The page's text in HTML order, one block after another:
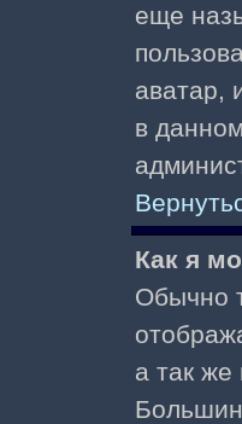
еще
аватар,
в
Как я
Обычно
а так же